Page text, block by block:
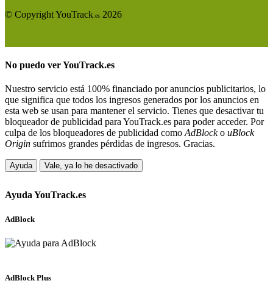
© Copyright YouTrack .es 2026
No puedo verYouTrack.es
Nuestro servicio está 100% financiado por anuncios publicitarios, lo
que significa que todos los ingresos generados por los anuncios en
esta web se usan para mantener el servicio. Tienes que desactivar tu
bloqueador de publicidad para YouTrack.es para poder acceder. Por
culpa de los bloqueadores de publicidad como AdBlocko uBlock
Origin sufrimos grandes pérdidas de ingresos. Gracias.
Ayuda Vale, ya lo he desactivado
Ayuda YouTrack.es
AdBlock
AdBlock Plus